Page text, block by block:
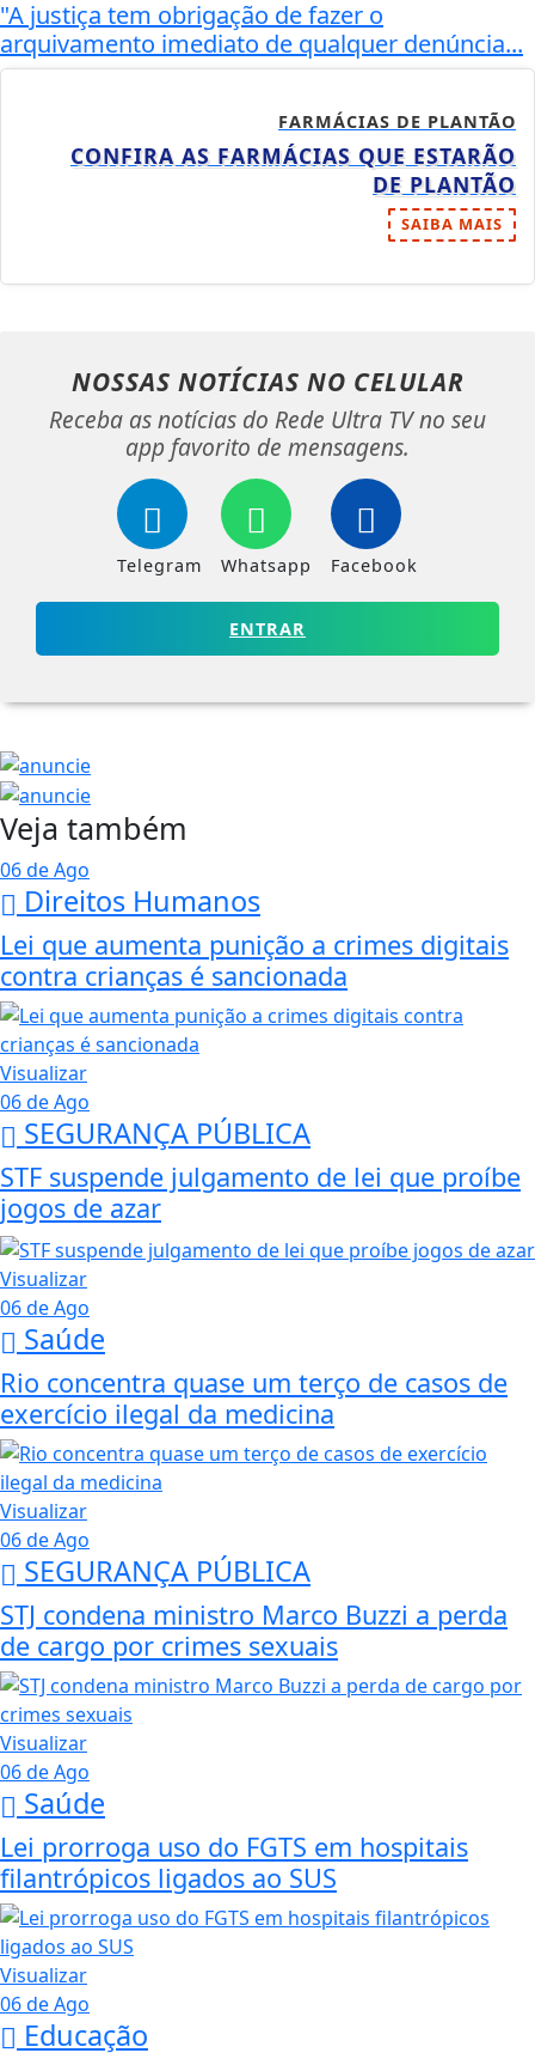
"A justiça tem obrigação de fazer o
arquivamento imediato de qualquer denúncia...
FARMÁCIAS DE PLANTÃO
CONFIRA AS FARMÁCIAS QUE ESTARÃO
DE PLANTÃO
SAIBA MAIS
NOSSAS NOTÍCIAS NO CELULAR
Receba as notícias do Rede Ultra TV no seu
app favorito de mensagens.
Telegram Whatsapp Facebook
ENTRAR
Veja também
06 de Ago
Direitos Humanos
Lei que aumenta punição a crimes digitais
contra crianças é sancionada
Visualizar
06 de Ago
SEGURANÇA PÚBLICA
STF suspende julgamento de lei que proíbe
jogos de azar
Visualizar
06 de Ago
Saúde
Rio concentra quase um terço de casos de
exercício ilegal da medicina
Visualizar
06 de Ago
SEGURANÇA PÚBLICA
STJ condena ministro Marco Buzzi a perda
de cargo por crimes sexuais
Visualizar
06 de Ago
Saúde
Lei prorroga uso do FGTS em hospitais
filantrópicos ligados ao SUS
Visualizar
06 de Ago
Educação